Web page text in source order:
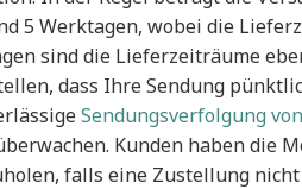
5 Werktagen, wobei die
sind die Lieferzeiträume
dass Ihre Sendung
Sendungsverfolgung
Kunden haben die
falls eine Zustellung